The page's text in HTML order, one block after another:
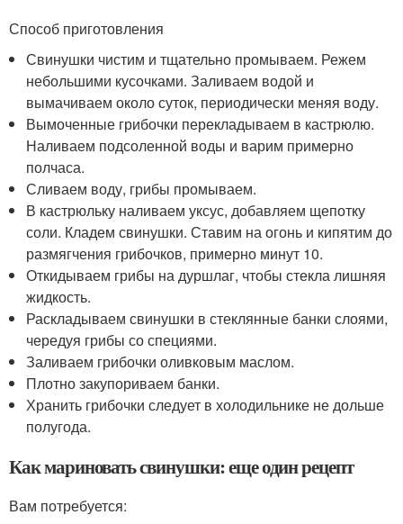
Способ приготовления
Свинушки чистим и тщательно промываем. Режем
небольшими кусочками. Заливаем водой и
вымачиваем около суток, периодически меняя воду.
Вымоченные грибочки перекладываем в кастрюлю.
Наливаем подсоленной воды и варим примерно
полчаса.
Сливаем воду, грибы промываем.
В кастрюльку наливаем уксус, добавляем щепотку
соли. Кладем свинушки. Ставим на огонь и кипятим до
размягчения грибочков, примерно минут 10.
Откидываем грибы на дуршлаг, чтобы стекла лишняя
жидкость.
Раскладываем свинушки в стеклянные банки слоями,
чередуя грибы со специями.
Заливаем грибочки оливковым маслом.
Плотно закупориваем банки.
Хранить грибочки следует в холодильнике не дольше
полугода.
Как мариновать свинушки: еще один рецепт
Вам потребуется: